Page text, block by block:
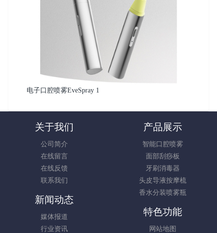
电子口腔喷雾EveSpray 1
关于我们
公司简介
在线留言
在线反馈
联系我们
产品展示
智能口腔喷雾
面部刮痧板
牙刷消毒器
头皮导液按摩梳
香水分装喷雾瓶
新闻动态
媒体报道
行业资讯
特色功能
网站地图